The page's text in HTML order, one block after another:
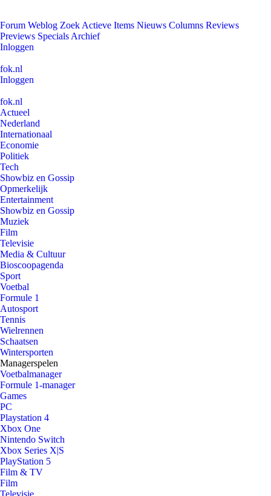
Forum Weblog Zoek Actieve Items Nieuws Columns Reviews
Previews Specials Archief
Inloggen
fok.nl
Inloggen
fok.nl
Actueel
Nederland
Internationaal
Economie
Politiek
Tech
Showbiz en Gossip
Opmerkelijk
Entertainment
Showbiz en Gossip
Muziek
Film
Televisie
Media & Cultuur
Bioscoopagenda
Sport
Voetbal
Formule 1
Autosport
Tennis
Wielrennen
Schaatsen
Wintersporten
Managerspelen
Voetbalmanager
Formule 1-manager
Games
PC
Playstation 4
Xbox One
Nintendo Switch
Xbox Series X|S
PlayStation 5
Film & TV
Film
Televisie